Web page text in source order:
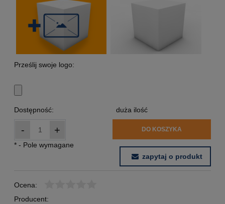
Prześlij swoje logo:
Dostępność: duża ilość
- + DO KOSZYKA
* - Pole wymagane
zapytaj o produkt
Ocena:
Producent: